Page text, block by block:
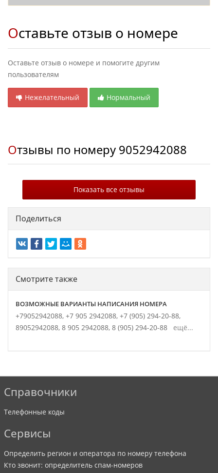
Оставьте отзыв о номере
Оставьте отзыв о номере и помогите другим
пользователям
Нежелательный Нормальный
Отзывы по номеру 9052942088
Показать все отзывы
Поделиться
Смотрите также
ВОЗМОЖНЫЕ ВАРИАНТЫ НАПИСАНИЯ НОМЕРА
+79052942088, +7 905 2942088, +7 (905) 294-20-88,
89052942088, 8 905 2942088, 8 (905) 294-20-88 ещё...
Справочники
Телефонные коды
Сервисы
Определить регион и оператора по номеру телефона
Кто звонит: определитель спам-номеров